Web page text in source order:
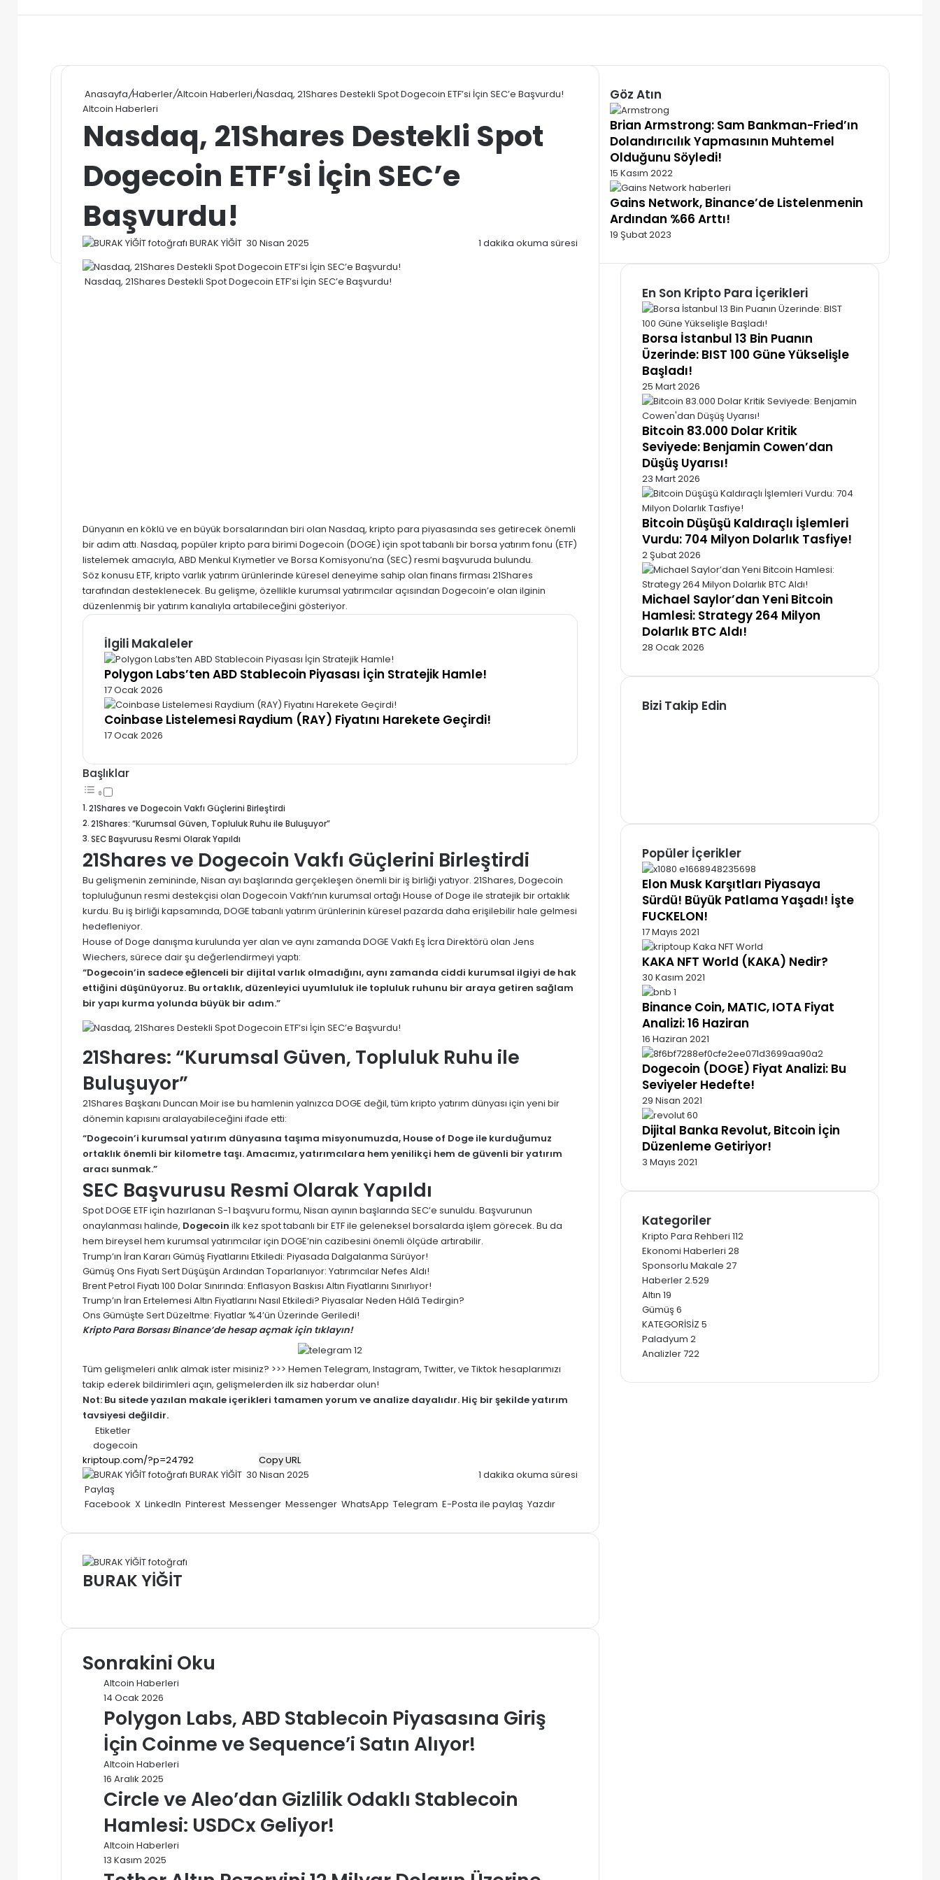
Anasayfa/Haberler/Altcoin Haberleri/Nasdaq, 21Shares Destekli Spot Dogecoin ETF’si İçin SEC’e Başvurdu!
Altcoin Haberleri
Nasdaq, 21Shares Destekli Spot
Dogecoin ETF’si İçin SEC’e
Başvurdu!
BURAK YİĞİT Bir
posta
göndermek
30 Nisan 2025 1 dakika okuma süresi
Nasdaq, 21Shares Destekli Spot Dogecoin ETF’si İçin SEC’e Başvurdu!
Dünyanın en köklü ve en büyük borsalarından biri olan Nasdaq, kripto para piyasasında ses getirecek önemli
bir adım attı. Nasdaq, popüler kripto para birimi Dogecoin (DOGE) için spot tabanlı bir borsa yatırım fonu (ETF)
listelemek amacıyla, ABD Menkul Kıymetler ve Borsa Komisyonu’na (SEC) resmi başvuruda bulundu.
Söz konusu ETF, kripto varlık yatırım ürünlerinde küresel deneyime sahip olan finans firması 21Shares
tarafından desteklenecek. Bu gelişme, özellikle kurumsal yatırımcılar açısından Dogecoin’e olan ilginin
düzenlenmiş bir yatırım kanalıyla artabileceğini gösteriyor.
İlgili Makaleler
Polygon Labs’ten ABD Stablecoin Piyasası İçin Stratejik Hamle!
17 Ocak 2026
Coinbase Listelemesi Raydium (RAY) Fiyatını Harekete Geçirdi!
17 Ocak 2026
Başlıklar
21Shares ve Dogecoin Vakfı Güçlerini Birleştirdi
21Shares: “Kurumsal Güven, Topluluk Ruhu ile Buluşuyor”
SEC Başvurusu Resmi Olarak Yapıldı
21Shares ve Dogecoin Vakfı Güçlerini Birleştirdi
Bu gelişmenin zemininde, Nisan ayı başlarında gerçekleşen önemli bir iş birliği yatıyor. 21Shares, Dogecoin
topluluğunun resmi destekçisi olan Dogecoin Vakfı’nın kurumsal ortağı House of Doge ile stratejik bir ortaklık
kurdu. Bu iş birliği kapsamında, DOGE tabanlı yatırım ürünlerinin küresel pazarda daha erişilebilir hale gelmesi
hedefleniyor.
House of Doge danışma kurulunda yer alan ve aynı zamanda DOGE Vakfı Eş İcra Direktörü olan Jens
Wiechers, sürece dair şu değerlendirmeyi yaptı:
“Dogecoin’in sadece eğlenceli bir dijital varlık olmadığını, aynı zamanda ciddi kurumsal ilgiyi de hak
ettiğini düşünüyoruz. Bu ortaklık, düzenleyici uyumluluk ile topluluk ruhunu bir araya getiren sağlam
bir yapı kurma yolunda büyük bir adım.”
21Shares: “Kurumsal Güven, Topluluk Ruhu ile
Buluşuyor”
21Shares Başkanı Duncan Moir ise bu hamlenin yalnızca DOGE değil, tüm kripto yatırım dünyası için yeni bir
dönemin kapısını aralayabileceğini ifade etti:
“Dogecoin’i kurumsal yatırım dünyasına taşıma misyonumuzda, House of Doge ile kurduğumuz
ortaklık önemli bir kilometre taşı. Amacımız, yatırımcılara hem yenilikçi hem de güvenli bir yatırım
aracı sunmak.”
SEC Başvurusu Resmi Olarak Yapıldı
Spot DOGE ETF için hazırlanan S-1 başvuru formu, Nisan ayının başlarında SEC’e sunuldu. Başvurunun
onaylanması halinde, Dogecoin ilk kez spot tabanlı bir ETF ile geleneksel borsalarda işlem görecek. Bu da
hem bireysel hem kurumsal yatırımcılar için DOGE’nin cazibesini önemli ölçüde artırabilir.
Trump’ın İran Kararı Gümüş Fiyatlarını Etkiledi: Piyasada Dalgalanma Sürüyor!
Gümüş Ons Fiyatı Sert Düşüşün Ardından Toparlanıyor: Yatırımcılar Nefes Aldı!
Brent Petrol Fiyatı 100 Dolar Sınırında: Enflasyon Baskısı Altın Fiyatlarını Sınırlıyor!
Trump’ın İran Ertelemesi Altın Fiyatlarını Nasıl Etkiledi? Piyasalar Neden Hâlâ Tedirgin?
Ons Gümüşte Sert Düzeltme: Fiyatlar %4’ün Üzerinde Geriledi!
Kripto Para Borsası Binance’de hesap açmak için tıklayın!
Tüm gelişmeleri anlık almak ister misiniz? >>> Hemen Telegram, Instagram, Twitter, ve Tiktok hesaplarımızı
takip ederek bildirimleri açın, gelişmelerden ilk siz haberdar olun!
Not: Bu sitede yazılan makale içerikleri tamamen yorum ve analize dayalıdır. Hiç bir şekilde yatırım
tavsiyesi değildir.
Etiketler
dogecoin
Copy URL
BURAK YİĞİT Bir
posta
30 Nisan 2025
1 dakika okuma süresi
Paylaş
Facebook X LinkedIn Pinterest Messenger Messenger WhatsApp Telegram E-Posta ile paylaş Yazdır
BURAK YİĞİT
Sonrakini Oku
Altcoin Haberleri
14 Ocak 2026
Polygon Labs, ABD Stablecoin Piyasasına Giriş
İçin Coinme ve Sequence’i Satın Alıyor!
Altcoin Haberleri
16 Aralık 2025
Circle ve Aleo’dan Gizlilik Odaklı Stablecoin
Hamlesi: USDCx Geliyor!
Altcoin Haberleri
13 Kasım 2025
Göz Atın
Kapalı
Brian Armstrong: Sam Bankman-Fried’ın
Dolandırıcılık Yapmasının Muhtemel
Olduğunu Söyledi!
15 Kasım 2022
Gains Network, Binance’de Listelenmenin
Ardından %66 Arttı!
19 Şubat 2023
En Son Kripto Para İçerikleri
Borsa İstanbul 13 Bin Puanın
Üzerinde: BIST 100 Güne Yükselişle
Başladı!
25 Mart 2026
Bitcoin 83.000 Dolar Kritik
Seviyede: Benjamin Cowen’dan
Düşüş Uyarısı!
23 Mart 2026
Bitcoin Düşüşü Kaldıraçlı İşlemleri
Vurdu: 704 Milyon Dolarlık Tasfiye!
2 Şubat 2026
Michael Saylor’dan Yeni Bitcoin
Hamlesi: Strategy 264 Milyon
Dolarlık BTC Aldı!
28 Ocak 2026
Bizi Takip Edin
Popüler İçerikler
Elon Musk Karşıtları Piyasaya
Sürdü! Büyük Patlama Yaşadı! İşte
FUCKELON!
17 Mayıs 2021
KAKA NFT World (KAKA) Nedir?
30 Kasım 2021
Binance Coin, MATIC, IOTA Fiyat
Analizi: 16 Haziran
16 Haziran 2021
Dogecoin (DOGE) Fiyat Analizi: Bu
Seviyeler Hedefte!
29 Nisan 2021
Dijital Banka Revolut, Bitcoin İçin
Düzenleme Getiriyor!
3 Mayıs 2021
Kategoriler
Kripto Para Rehberi 112
Ekonomi Haberleri 28
Sponsorlu Makale 27
Haberler2.529
Altın 19
Gümüş 6
KATEGORİSİZ 5
Paladyum 2
Analizler722